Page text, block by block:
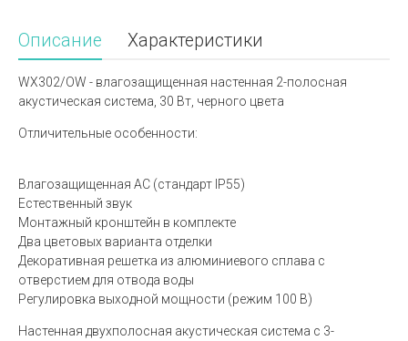
Описание Характеристики
WX302/OW - влагозащищенная настенная 2-полосная
акустическая система, 30 Вт, черного цвета
Отличительные особенности:
Влагозащищенная АС (стандарт IP55)
Естественный звук
Монтажный кронштейн в комплекте
Два цветовых варианта отделки
Декоративная решетка из алюминиевого сплава с
отверстием для отвода воды
Регулировка выходной мощности (режим 100 В)
Настенная двухполосная акустическая система с 3-